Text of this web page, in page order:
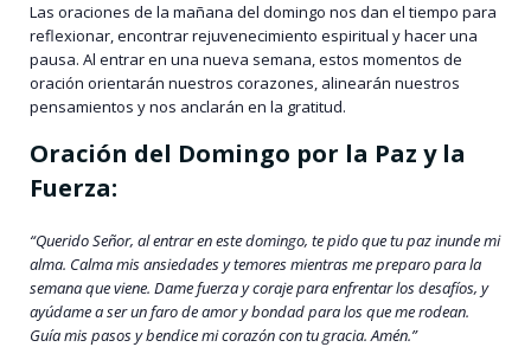
Las oraciones de la mañana del domingo nos dan el tiempo para
reflexionar, encontrar rejuvenecimiento espiritual y hacer una
pausa. Al entrar en una nueva semana, estos momentos de
oración orientarán nuestros corazones, alinearán nuestros
pensamientos y nos anclarán en la gratitud.
Oración del Domingo por la Paz y la
Fuerza:
“Querido Señor, al entrar en este domingo, te pido que tu paz inunde mi
alma. Calma mis ansiedades y temores mientras me preparo para la
semana que viene. Dame fuerza y coraje para enfrentar los desafíos, y
ayúdame a ser un faro de amor y bondad para los que me rodean.
Guía mis pasos y bendice mi corazón con tu gracia. Amén.”